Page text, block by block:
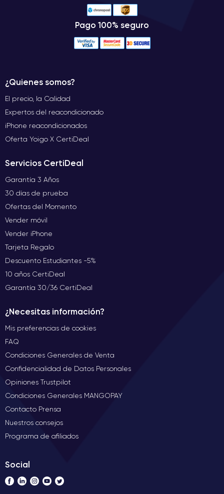
Pago 100% seguro
¿Quienes somos?
El precio, la Calidad
Expertos del reacondicionado
iPhone reacondicionados
Oferta Yoigo X CertiDeal
Servicios CertiDeal
Garantía 3 Años
30 días de prueba
Ofertas del Momento
Vender móvil
Vender iPhone
Tarjeta Regalo
Descuento Estudiantes -5%
10 años CertiDeal
Garantía 30/36 CertiDeal
¿Necesitas información?
Mis preferencias de cookies
FAQ
Condiciones Generales de Venta
Confidencialidad de Datos Personales
Opiniones Trustpilot
Condiciones Generales MANGOPAY
Contacto Prensa
Nuestros consejos
Programa de afiliados
Social